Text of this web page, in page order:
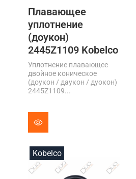
Плавающее
уплотнение
(доукон)
2445Z1109 Kobelco
Уплотнение плавающее
двойное коническое
(доукон / даукон / дуокон)
2445Z1109...
Kobelco